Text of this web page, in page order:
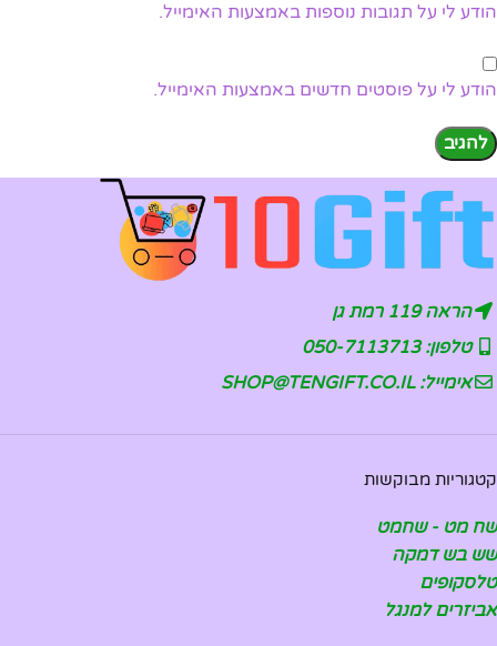
הודע לי על תגובות נוספות באמצעות האימייל.
הודע לי על פוסטים חדשים באמצעות האימייל.
הראה 119 רמת גן
טלפון: 050-7113713
אימייל: SHOP@TENGIFT.CO.IL
קטגוריות מבוקשות
שח מט - שחמט
שש בש דמקה
טלסקופים
אביזרים למנגל